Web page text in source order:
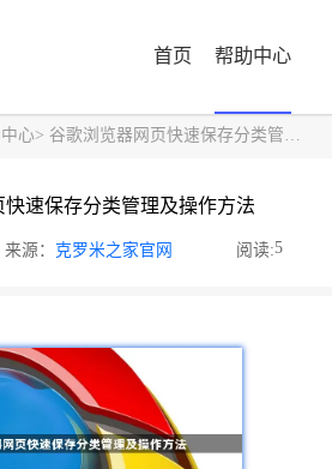
首页 帮助中心
心> 谷歌浏览器网页快速保存分类管理及操作方法
速保存分类管理及操作方法
来源： 克罗米之家官网 阅读:5